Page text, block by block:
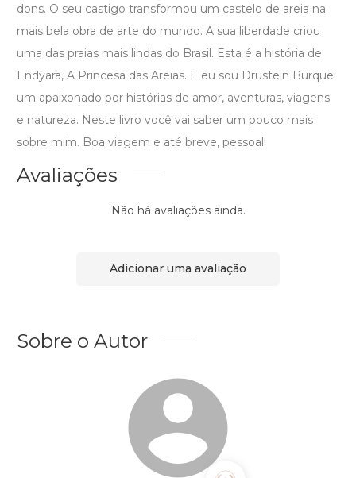
dons. O seu castigo transformou um castelo de areia na
mais bela obra de arte do mundo. A sua liberdade criou
uma das praias mais lindas do Brasil. Esta é a história de
Endyara, A Princesa das Areias. E eu sou Drustein Burque
um apaixonado por histórias de amor, aventuras, viagens
e natureza. Neste livro você vai saber um pouco mais
sobre mim. Boa viagem e até breve, pessoal!
Avaliações
Não há avaliações ainda.
Adicionar uma avaliação
Sobre o Autor